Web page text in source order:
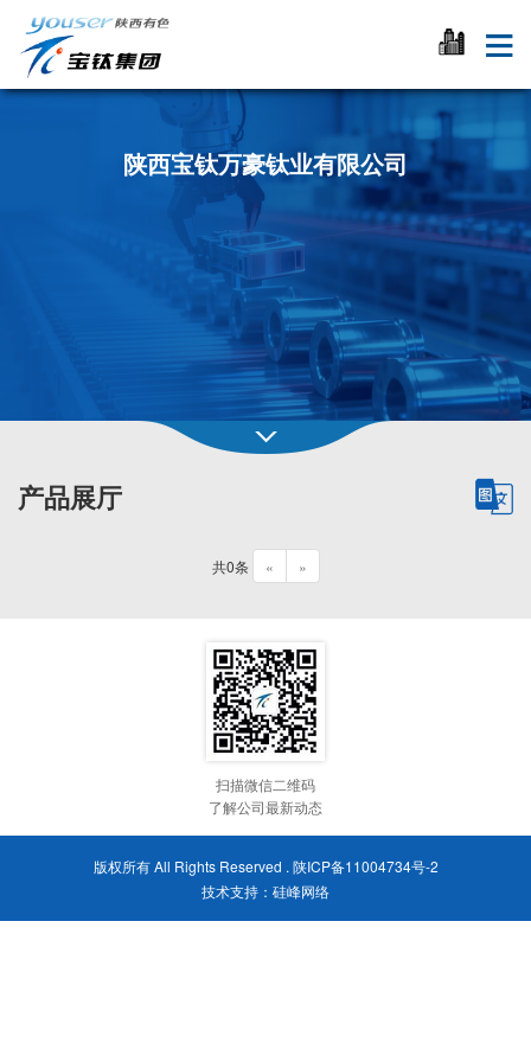
陕西宝钛万豪钛业有限公司
产品展厅
共0条 « »
扫描微信二维码
了解公司最新动态
版权所有 All Rights Reserved . 陕ICP备11004734号-2
技术支持： 硅峰网络